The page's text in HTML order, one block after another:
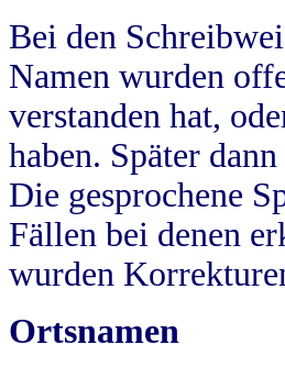
Bei den
Namen wurden
verstanden hat,
haben. Später
Die gesprochene
Fällen bei denen
wurden
Ortsnamen